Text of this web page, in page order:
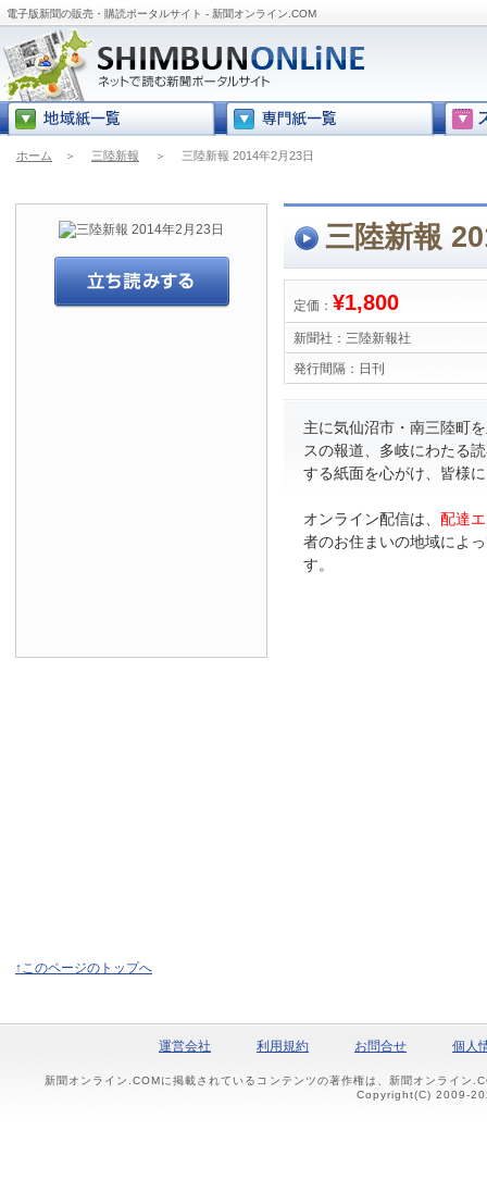
電子版新聞の販売・購読ポータルサイト - 新聞オンライン.COM
ホーム ＞ 三陸新報 ＞ 三陸新報 2014年2月23日
三陸新報
定価： ¥1,800
新聞社： 三陸新報社
発行間隔： 日刊
主に気仙沼市・南三陸町
スの報道、多岐にわたる
する紙面を心がけ、皆様
オンライン配信は、 配達
者のお住まいの地域によ
す。
↑このページのトップへ
運営会社 利用規約 お問合せ 個人
新聞オンライン.COMに掲載されているコンテンツの著作権は、新聞オンライン
Copyright(C) 2009-